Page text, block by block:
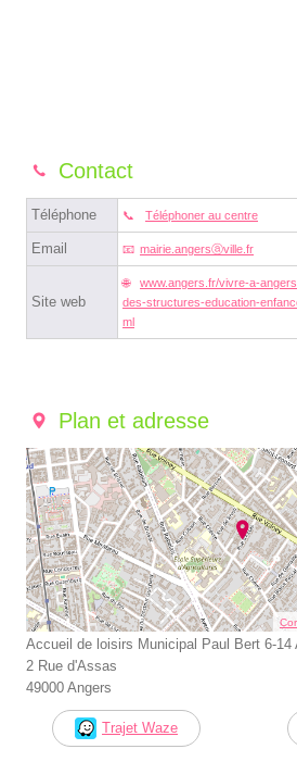
Contact
Téléphone Téléphoner au centre
Email mairie.angersⓐville.fr
Site web
www.angers.fr/vivre-a-
des-structures-education-
ml
Plan et adresse
Accueil de loisirs Municipal Paul Bert 6-14
2 Rue d'Assas
49000 Angers
Trajet Waze